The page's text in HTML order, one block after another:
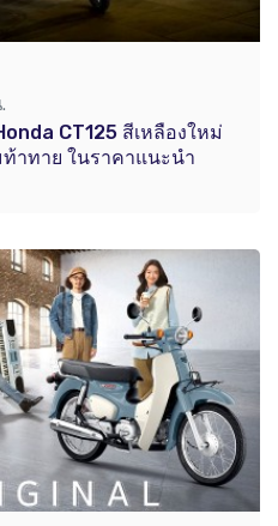
CT125 สีเหลืองใหม่
าทาย ในราคาแนะนำ